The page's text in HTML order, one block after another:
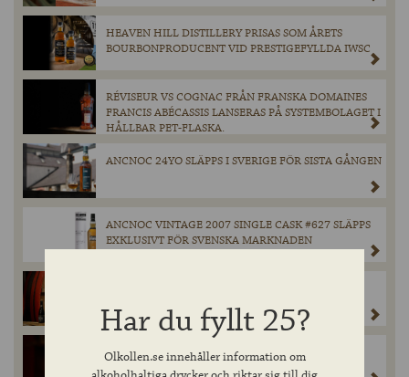
HEAVEN HILL DISTILLERY PRISAS SOM ÅRETS
BOURBONPRODUCENT VID PRESTIGEFYLLDA IWSC
RÉVISEUR VS COGNAC FRÅN FRANSKA DOMAINES
FRANCIS ABÉCASSIS LANSERAS PÅ SYSTEMBOLAGET I
HÅLLBAR PET-FLASKA.
ANCNOC 24YO SLÄPPS I SVERIGE FÖR SISTA GÅNGEN
ANCNOC VINTAGE 2007 SINGLE CASK #627 SLÄPPS
EXKLUSIVT FÖR SVENSKA MARKNADEN
KRIEKKATEGORIERNA PÅ WORLD BEER AWARDS
2024.
BOON MILLÉSIME 2023 – EXKLUSIVT SLÄPP PÅ
SYSTEMBOLAGET MED VÄRLDENS BÄSTA KRIEK.
Har du fyllt 25?
Olkollen.se innehåller information om